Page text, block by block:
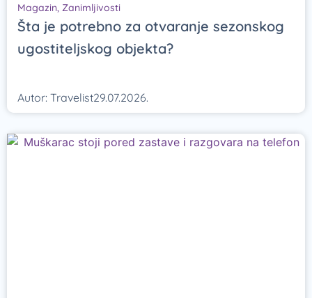
Magazin, Zanimljivosti
Šta je potrebno za otvaranje sezonskog
ugostiteljskog objekta?
Autor: Travelist29.07.2026.